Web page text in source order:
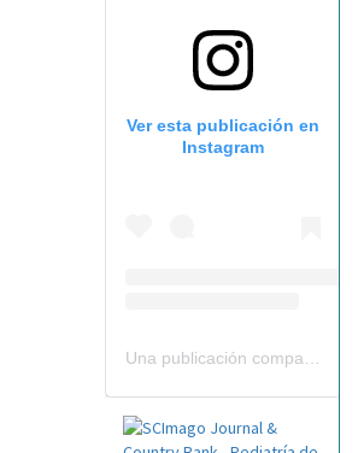
Ver esta publicación en
Instagram